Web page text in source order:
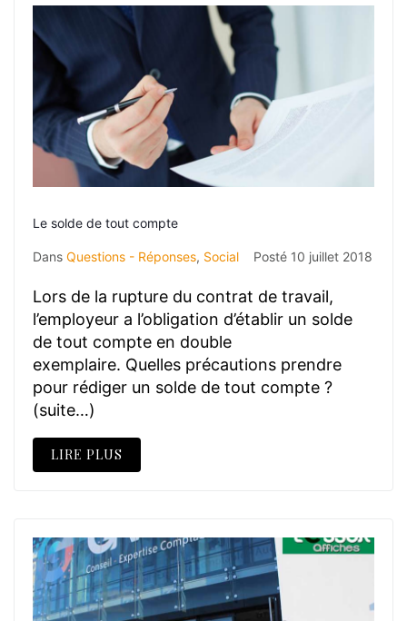
Le solde de tout compte
Dans Questions - Réponses, Social Posté 10 juillet 2018
Lors de la rupture du contrat de travail,
l’employeur a l’obligation d’établir un solde
de tout compte en double
exemplaire. Quelles précautions prendre
pour rédiger un solde de tout compte ?
(suite…)
LIRE PLUS